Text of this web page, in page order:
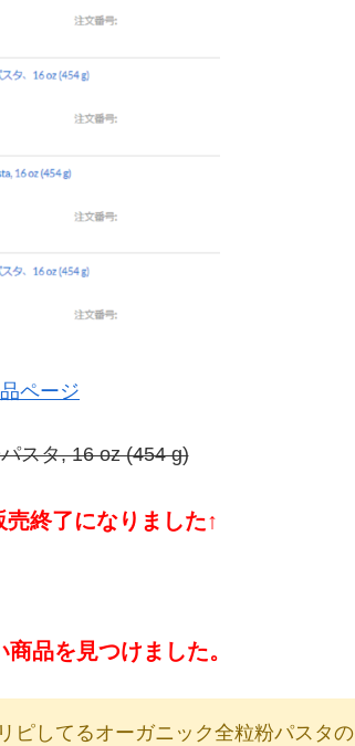
ページ
スタ, 16 oz (454 g)
終了になりました↑
品を見つけました。
ピしてるオーガニック全粒粉パスタの